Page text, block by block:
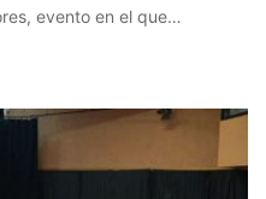
evento en el que…